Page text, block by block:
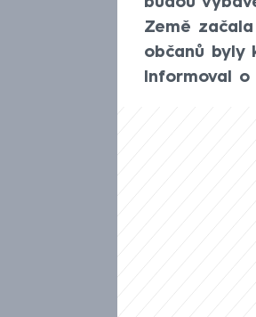
Země
občanů byly
Informoval